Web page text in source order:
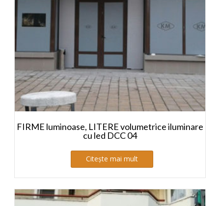
FIRME luminoase, LITERE volumetrice iluminare
cu led DCC 04
Citește mai mult